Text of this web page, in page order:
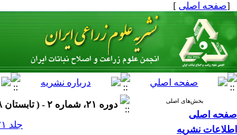
[صفحه اصلی ]
بخش‌های اصلی
صفحه اصلی
اطلاعات نشریه
دوره ۲۱، شماره ۲ - ( تابستان ۱۳۹۸ )
جلد ۲۱ شماره ۲ صفحات ۱۸۷-۱۷۳